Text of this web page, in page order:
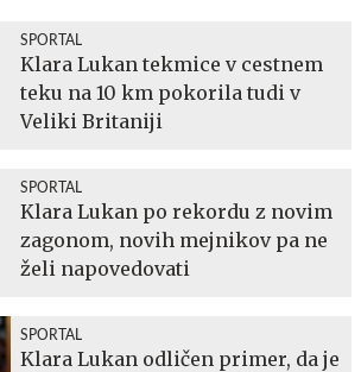
SPORTAL
Klara Lukan tekmice v cestnem
teku na 10 km pokorila tudi v
Veliki Britaniji
SPORTAL
Klara Lukan po rekordu z novim
zagonom, novih mejnikov pa ne
želi napovedovati
SPORTAL
Klara Lukan odličen primer, da je